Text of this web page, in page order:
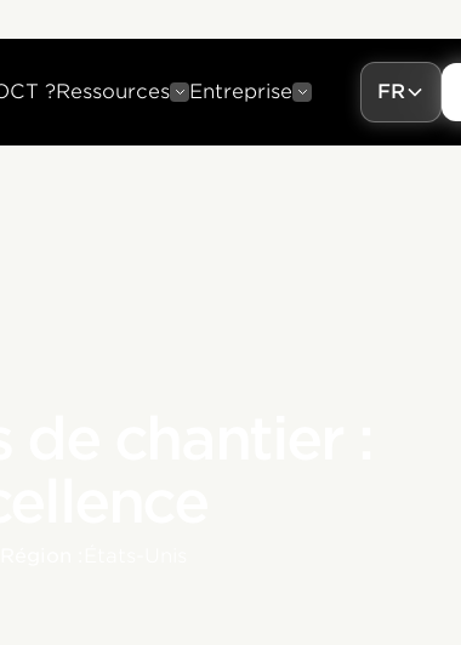
?Ressources Entreprise FR